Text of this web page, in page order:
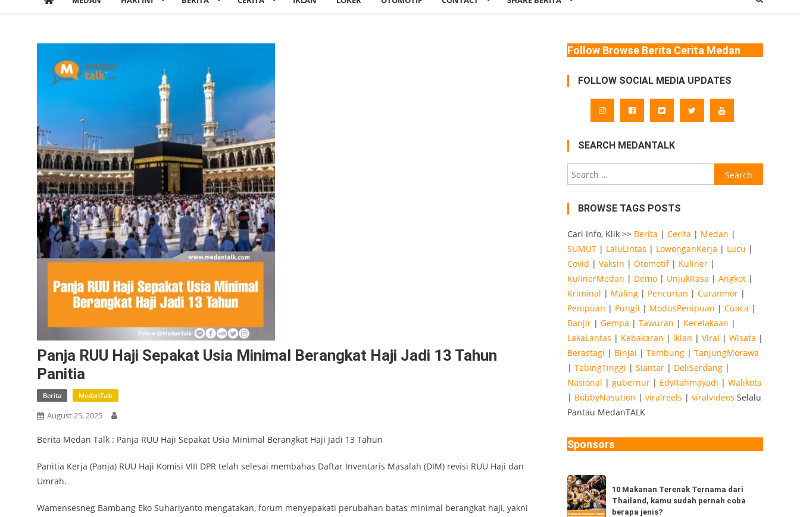
Panja RUU Haji Sepakat Usia Minimal Berangkat Haji Jadi 13 Tahun
Panitia
Berita MedanTalk
August 25, 2025
Berita Medan Talk : Panja RUU Haji Sepakat Usia Minimal Berangkat Haji Jadi 13 Tahun
Panitia Kerja (Panja) RUU Haji Komisi VIII DPR telah selesai membahas Daftar Inventaris Masalah (DIM) revisi RUU Haji dan
Umrah.
Wamensesneg Bambang Eko Suhariyanto mengatakan, forum menyepakati perubahan batas minimal berangkat haji, yakni
Follow Browse Berita Cerita Medan
FOLLOW SOCIAL MEDIA UPDATES
SEARCH MEDANTALK
Search
for:
BROWSE TAGS POSTS
Cari Info, Klik >> Berita | Cerita | Medan |
SUMUT| LaluLintas | LowonganKerja | Lucu |
Covid | Vaksin | Otomotif| Kuliner|
KulinerMedan | Demo| UnjukRasa | Angkot|
Kriminal | Maling| Pencurian | Curanmor|
Penipuan | Pungli | ModusPenipuan | Cuaca |
Banjir| Gempa | Tawuran | Kecelakaan |
LakaLantas | Kebakaran | iklan | Viral | Wisata |
Berastagi | Binjai | Tembung| TanjungMorawa
| TebingTinggi | Siantar| DeliSerdang|
Nasional | gubernur| EdyRahmayadi | Walikota
| BobbyNasution | viralreels | viralvideos Selalu
Pantau MedanTALK
Sponsors
10
Makanan
Terenak
10 Makanan Terenak Ternama dari
Thailand, kamu sudah pernah coba
berapa jenis?